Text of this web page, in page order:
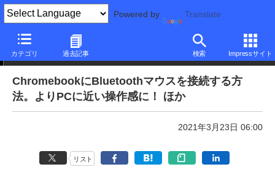
Powered by Translate
カテゴリ 過去記事 検索 Impressサイト
本日のできるネット
ChromebookにBluetoothマウスを接続する方
法。よりPCに近い操作感に！ ほか
2021年3月23日 06:00
リスト